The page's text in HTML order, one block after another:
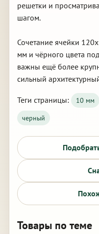
решетки и
шагом.
Сочетание ячейки
мм и чёрного цвета
важны ещё более
сильный
Теги страницы: 10 мм
черный
Товары по теме